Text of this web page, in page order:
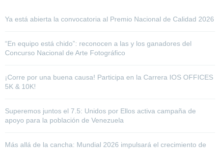
Ya está abierta la convocatoria al Premio Nacional de Calidad 2026
“En equipo está chido”: reconocen a las y los ganadores del
Concurso Nacional de Arte Fotográfico
¡Corre por una buena causa! Participa en la Carrera IOS OFFICES
5K & 10K!
Superemos juntos el 7.5: Unidos por Ellos activa campaña de
apoyo para la población de Venezuela
Más allá de la cancha: Mundial 2026 impulsará el crecimiento de